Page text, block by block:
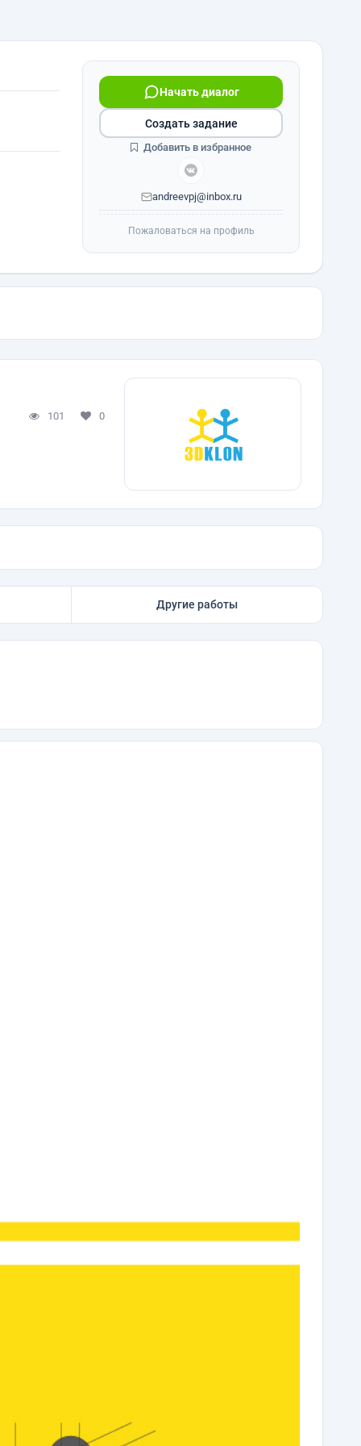
Начать диалог
andreevpj@inbox.ru
Создать задание
Добавить в избранное
Пожаловаться на профиль
101 0
Другие работы